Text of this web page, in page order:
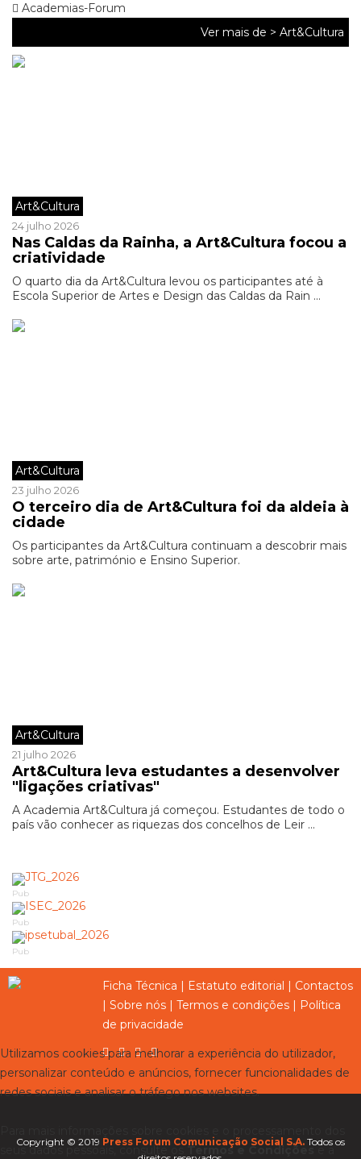
Academias-Forum
Ver mais de > Art&Cultura
Art&Cultura
24 julho 2026
Nas Caldas da Rainha, a Art&Cultura focou a
criatividade
O quarto dia da Art&Cultura levou os participantes até à
Escola Superior de Artes e Design das Caldas da Rain ...
Art&Cultura
23 julho 2026
O terceiro dia de Art&Cultura foi da aldeia à
cidade
Os participantes da Art&Cultura continuam a descobrir mais
sobre arte, património e Ensino Superior.
Art&Cultura
21 julho 2026
Art&Cultura leva estudantes a desenvolver
"ligações criativas"
A Academia Art&Cultura já começou. Estudantes de todo o
país vão conhecer as riquezas dos concelhos de Leir ...
Pub
Pub
Pub
Ficha Técnica | Estatuto editorial | Contactos
| Sobre nós | Termos e condições | Política
de privacidade
Copyright © 2019 Press Forum Comunicação Social S.A. Todos os
Utilizamos cookies para melhorar a experiência do utilizador,
personalizar conteúdo e anúncios, fornecer funcionalidades de
redes sociais e analisar o tráfego nos websites.
seus dados pessoais, consulte osTermos e Condiçõese a